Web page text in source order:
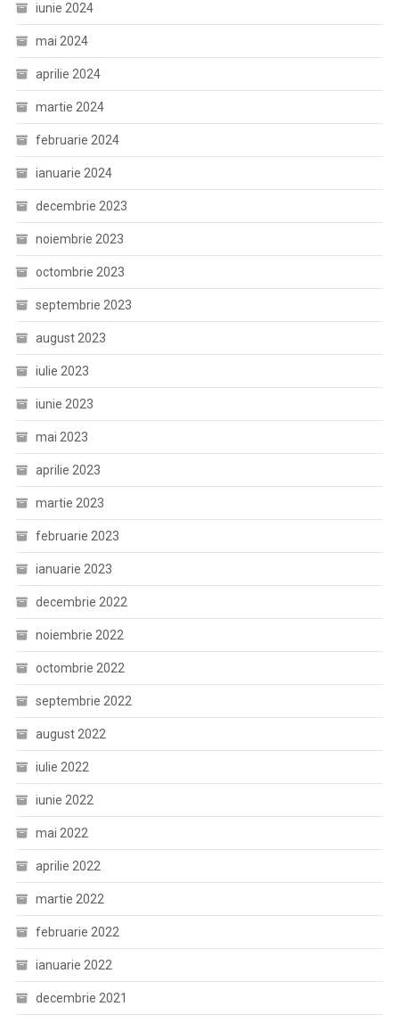
iunie 2024
mai 2024
aprilie 2024
martie 2024
februarie 2024
ianuarie 2024
decembrie 2023
noiembrie 2023
octombrie 2023
septembrie 2023
august 2023
iulie 2023
iunie 2023
mai 2023
aprilie 2023
martie 2023
februarie 2023
ianuarie 2023
decembrie 2022
noiembrie 2022
octombrie 2022
septembrie 2022
august 2022
iulie 2022
iunie 2022
mai 2022
aprilie 2022
martie 2022
februarie 2022
ianuarie 2022
decembrie 2021